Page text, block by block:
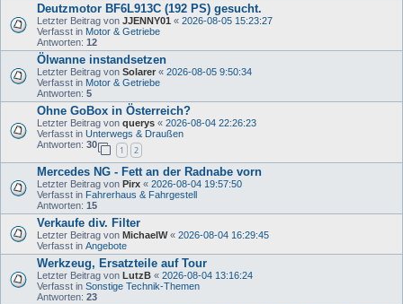
Deutzmotor BF6L913C (192 PS) gesucht.
Letzter Beitrag von JJENNY01 « 2026-08-05 15:23:27
Verfasst in Motor & Getriebe
Antworten: 12
Ölwanne instandsetzen
Letzter Beitrag von Solarer « 2026-08-05 9:50:34
Verfasst in Motor & Getriebe
Antworten: 5
Ohne GoBox in Österreich?
Letzter Beitrag von querys « 2026-08-04 22:26:23
Verfasst in Unterwegs & Draußen
Antworten: 30
1 2
Mercedes NG - Fett an der Radnabe vorn
Letzter Beitrag von Pirx « 2026-08-04 19:57:50
Verfasst in Fahrerhaus & Fahrgestell
Antworten: 15
Verkaufe div. Filter
Letzter Beitrag von MichaelW« 2026-08-04 16:29:45
Verfasst in Angebote
Werkzeug, Ersatzteile auf Tour
Letzter Beitrag von LutzB « 2026-08-04 13:16:24
Verfasst in Sonstige Technik-Themen
Antworten: 23